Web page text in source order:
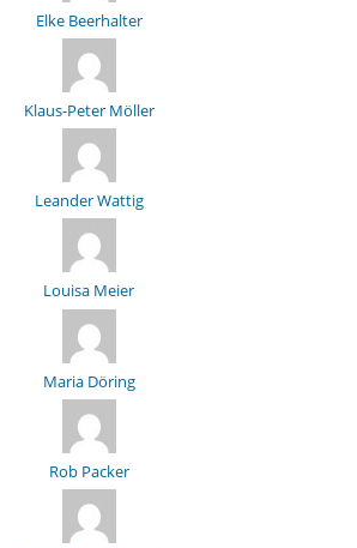
Elke Beerhalter
Klaus-Peter Möller
Leander Wattig
Louisa Meier
Maria Döring
Rob Packer